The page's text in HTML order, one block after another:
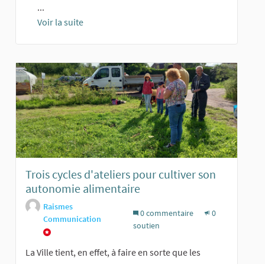
...
Voir la suite
Trois cycles d'ateliers pour cultiver son
autonomie alimentaire
Raismes
Communication
0 commentaire
0
soutien
La Ville tient, en effet, à faire en sorte que les